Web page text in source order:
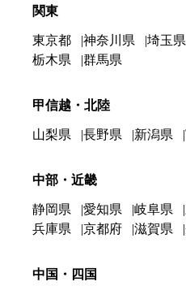
関東
東京都 神奈川県 埼玉県
栃木県
群馬県
甲信越・北陸
山梨県 長野県 新潟県
中部・近畿
静岡県 愛知県 岐阜県
兵庫県
京都府 滋賀県
中国・四国